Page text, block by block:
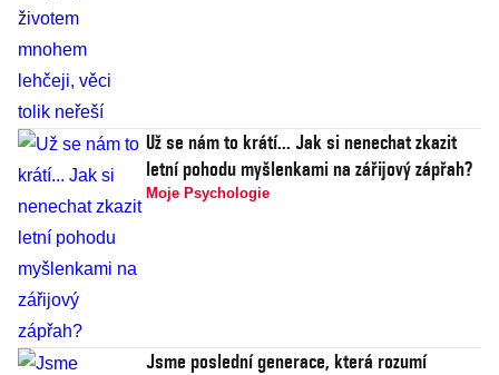
Už se nám to krátí... Jak si nenechat zkazit
letní pohodu myšlenkami na zářijový zápřah?
Moje Psychologie
Jsme poslední generace, která rozumí